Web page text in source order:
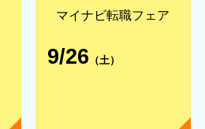
マイナビ転職フェア
9/26 （土）